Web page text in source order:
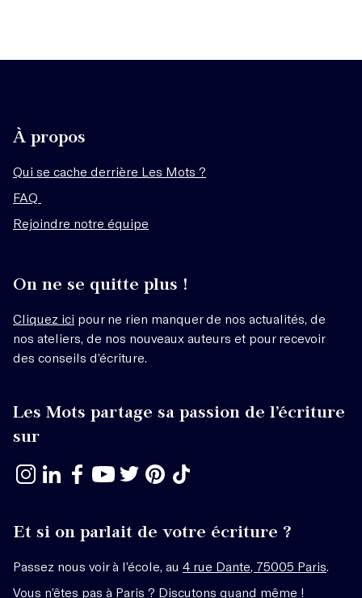
À propos
Qui se cache derrière Les Mots ?
FAQ
Rejoindre notre équipe
On ne se quitte plus !
Cliquez ici pour ne rien manquer de nos actualités, de
nos ateliers, de nos nouveaux auteurs et pour recevoir
des conseils d’écriture.
Les Mots partage sa passion de l’écriture
sur
Et si on parlait de votre écriture ?
Passez nous voir à l’école, au 4 rue Dante, 75005 Paris
Vous n’êtes pas à Paris ? Discutons quand même !